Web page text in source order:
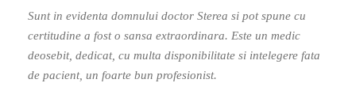
Sunt in evidenta domnului doctor Sterea si pot spune cu
certitudine a fost o sansa extraordinara. Este un medic
deosebit, dedicat, cu multa disponibilitate si intelegere fata
de pacient, un foarte bun profesionist.